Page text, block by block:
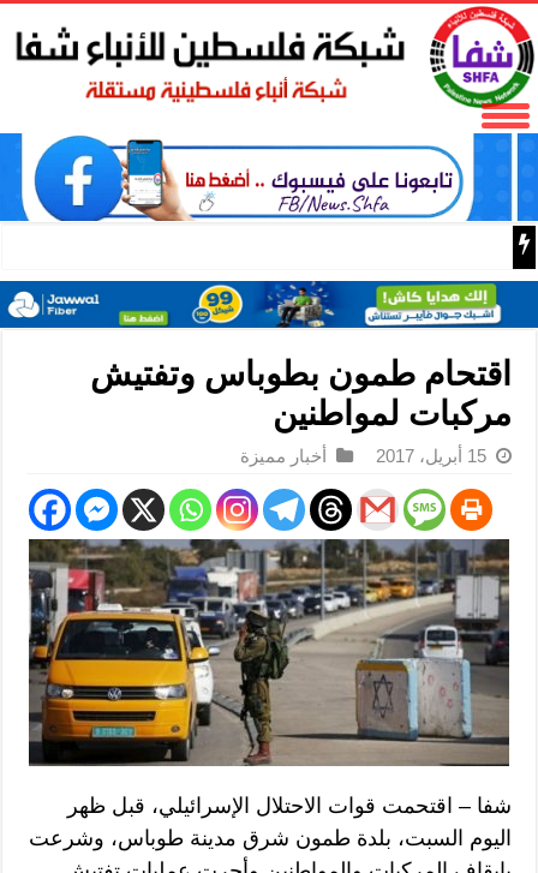
“التربية”: تمديد فترة استقبال طلبات منح البكالوريوس في
اقتحام طمون بطوباس وتفتيش
مركبات لمواطنين
15 أبريل، 2017 أخبار مميزة
شفا – اقتحمت قوات الاحتلال الإسرائيلي، قبل ظهر
اليوم السبت، بلدة طمون شرق مدينة طوباس، وشرعت